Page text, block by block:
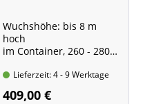
Hochstamm - XXL-
Produkt
Wuchshöhe: bis 8 m
hoch
im Container, 260 - 280
Stammumfang 8 - 10 cm
Stammhöhe ca. 1,80 m
Lieferzeit: 4 - 9 Werktage
409,00 €